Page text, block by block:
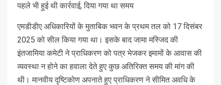
पहले भी हुई थी कार्रवाई, दिया गया था समय
एमडीडीए अधिकारियों के मुताबिक भवन के प्रथम तल को 17 दिसंबर
2025 को सील किया गया था। इसके बाद जामा मस्जिद की
इंतजामिया कमेटी ने प्राधिकरण को पत्र भेजकर इमामों के आवास की
व्यवस्था न होने का हवाला देते हुए कुछ अतिरिक्त समय की मांग की
थी। मानवीय दृष्टिकोण अपनाते हुए प्राधिकरण ने सीमित अवधि के